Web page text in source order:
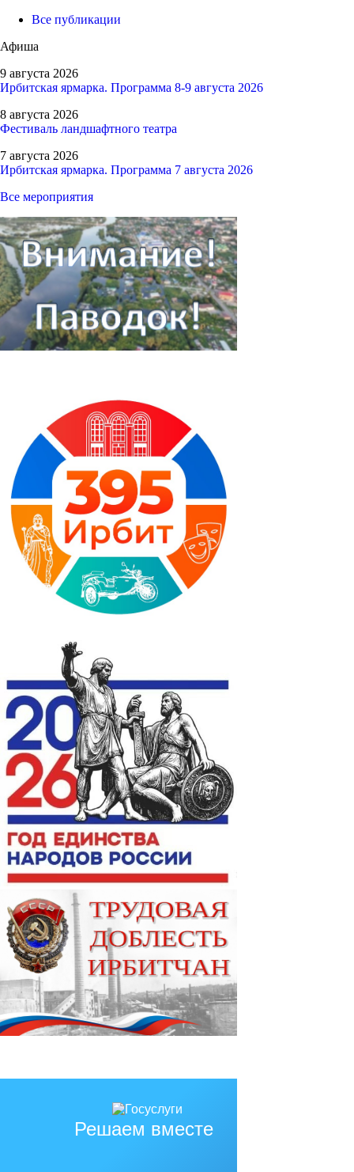
Все публикации
Афиша
9 августа 2026
Ирбитская ярмарка. Программа 8-9 августа 2026
8 августа 2026
Фестиваль ландшафтного театра
7 августа 2026
Ирбитская ярмарка. Программа 7 августа 2026
Все мероприятия
Решаем вместе